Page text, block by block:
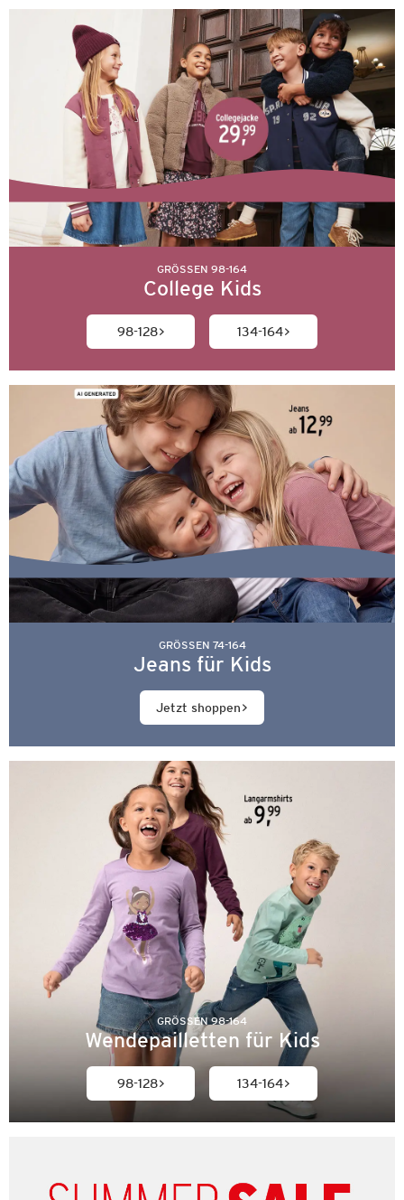
GRÖSSEN 98-164
College Kids
98-128 134-164
GRÖSSEN 74-164
Jeans für Kids
Jetzt shoppen
GRÖSSEN 98-164
Wendepailletten für Kids
98-128 134-164